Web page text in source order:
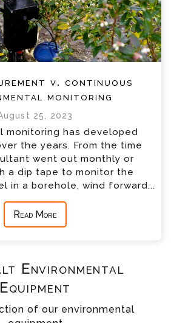
v. continuous
monitoring
25, 2023
monitoring has developed
the years. From the time
went out monthly or
a dip tape to monitor the
in a borehole, wind forward...
Read More
Environmental
Equipment
of our environmental